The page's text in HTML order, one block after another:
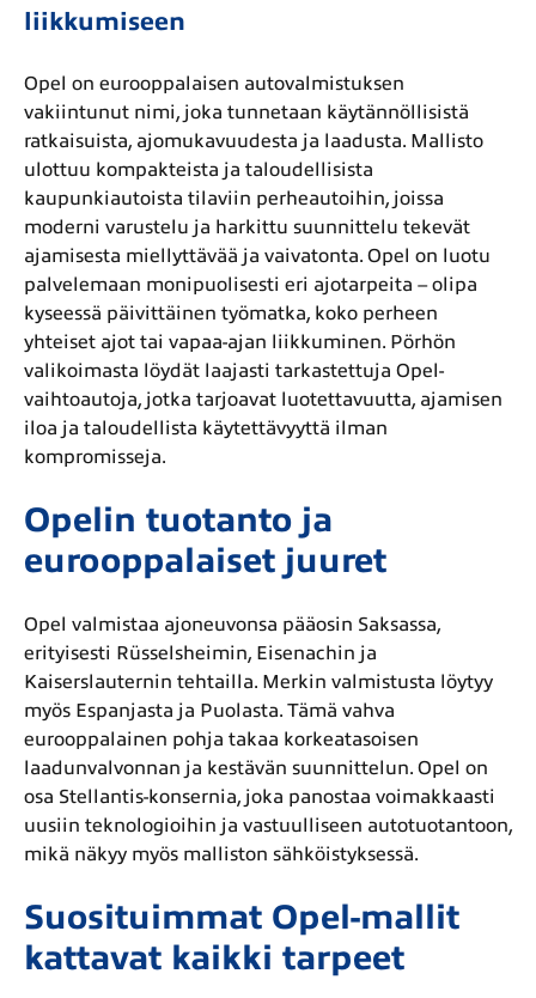
liikkumiseen
Opel on eurooppalaisen autovalmistuksen
vakiintunut nimi, joka tunnetaan käytännöllisistä
ratkaisuista, ajomukavuudesta ja laadusta. Mallisto
ulottuu kompakteista ja taloudellisista
kaupunkiautoista tilaviin perheautoihin, joissa
moderni varustelu ja harkittu suunnittelu tekevät
ajamisesta miellyttävää ja vaivatonta. Opel on luotu
palvelemaan monipuolisesti eri ajotarpeita – olipa
kyseessä päivittäinen työmatka, koko perheen
yhteiset ajot tai vapaa-ajan liikkuminen. Pörhön
valikoimasta löydät laajasti tarkastettuja Opel-
vaihtoautoja, jotka tarjoavat luotettavuutta, ajamisen
iloa ja taloudellista käytettävyyttä ilman
kompromisseja.
Opelin tuotanto ja
eurooppalaiset juuret
Opel valmistaa ajoneuvonsa pääosin Saksassa,
erityisesti Rüsselsheimin, Eisenachin ja
Kaiserslauternin tehtailla. Merkin valmistusta löytyy
myös Espanjasta ja Puolasta. Tämä vahva
eurooppalainen pohja takaa korkeatasoisen
laadunvalvonnan ja kestävän suunnittelun. Opel on
osa Stellantis-konsernia, joka panostaa voimakkaasti
uusiin teknologioihin ja vastuulliseen autotuotantoon,
mikä näkyy myös malliston sähköistyksessä.
Suosituimmat Opel-mallit
kattavat kaikki tarpeet